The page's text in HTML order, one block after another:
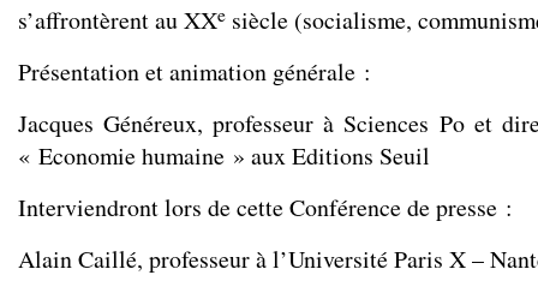
s’affrontèrent au XXe siècle (socialisme,
Présentation et animation générale :
Jacques Généreux, professeur à Sciences Po et
« Economie humaine » aux Editions Seuil
Interviendront lors de cette Conférence de presse :
Alain Caillé, professeur à l’Université Paris X –